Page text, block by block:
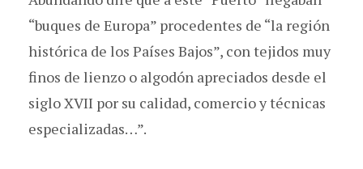
“buques de Europa” procedentes de “la región
histórica de los Países Bajos”, con tejidos muy
finos de lienzo o algodón apreciados desde el
siglo XVII por su calidad, comercio y técnicas
especializadas…”.